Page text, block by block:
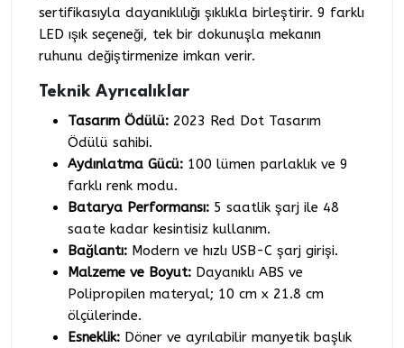
sertifikasıyla dayanıklılığı şıklıkla birleştirir. 9 farklı
LED ışık seçeneği, tek bir dokunuşla mekanın
ruhunu değiştirmenize imkan verir.
Teknik Ayrıcalıklar
Tasarım Ödülü: 2023 Red Dot Tasarım
Ödülü sahibi.
Aydınlatma Gücü: 100 lümen parlaklık ve 9
farklı renk modu.
Batarya Performansı: 5 saatlik şarj ile 48
saate kadar kesintisiz kullanım.
Bağlantı: Modern ve hızlı USB-C şarj girişi.
Malzeme ve Boyut: Dayanıklı ABS ve
Polipropilen materyal; 10 cm x 21.8 cm
ölçülerinde.
Esneklik: Döner ve ayrılabilir manyetik başlık